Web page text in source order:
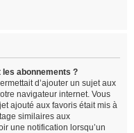
abonnements ?
d’ajouter un sujet aux
navigateur internet. Vous
ajouté aux favoris était mis à
similaires aux
une notification lorsqu’un